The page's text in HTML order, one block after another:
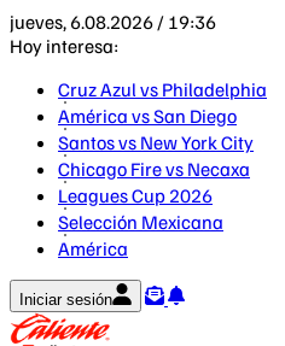
jueves, 6.08.2026 / 19:36
Hoy interesa:
Cruz Azul vs Philadelphia
América vs San Diego
Santos vs New York City
Chicago Fire vs Necaxa
Leagues Cup 2026
Selección Mexicana
América
Iniciar sesión